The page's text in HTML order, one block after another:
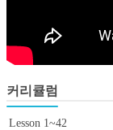
커리큘럼
Lesson 1~42